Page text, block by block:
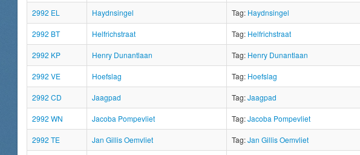
2992 EL Haydnsingel Tag: Haydnsingel
2992 BT Helfrichstraat Tag: Helfrichstraat
2992 KP Henry Dunantlaan Tag: Henry Dunantlaan
2992 VE Hoefslag Tag: Hoefslag
2992 CD Jaagpad Tag:Jaagpad
2992 WN Jacoba Pompevliet Tag:Jacoba Pompevliet
2992 TE Jan Gillis Oemvliet Tag:Jan Gillis Oemvliet